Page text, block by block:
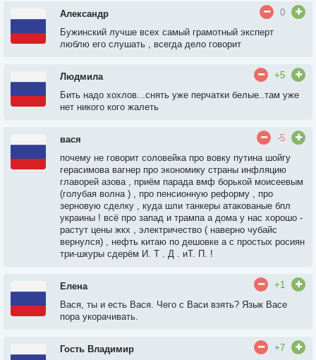
Александр
0
Бужинский лучше всех самый грамотный эксперт
люблю его слушать , всегда дело говорит
Людмила
+5
Бить надо хохлов...снять уже перчатки белые..там уже
нет никого кого жалеть
вася
-5
почему не говорит соловейка про вовку путина шойгу
герасимова вагнер про экономику страны инфляцию
главорей азова , приём парада вмф борькой моисеевым
(голубая волна ) , про пенсионную реформу , про
зерновую сделку , куда шли танкеры атакованые бпл
украины ! всё про запад и трампа а дома у нас хорошо -
растут цены жкх , электричество ( наверно чубайс
вернулся) , нефть китаю по дешовке а с простых росиян
три-шкуры сдерём И. Т . Д . иТ. П. !
Елена
+1
Вася, ты и есть Вася. Чего с Васи взять? Язык Васе
пора укорачивать.
Гость Владимир +7